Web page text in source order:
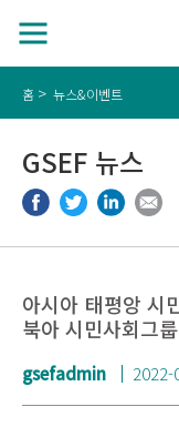
홈 뉴스&이벤트
GSEF 뉴스
아시아 태평앙 시
북아 시민사회그
gsefadmin 2022-